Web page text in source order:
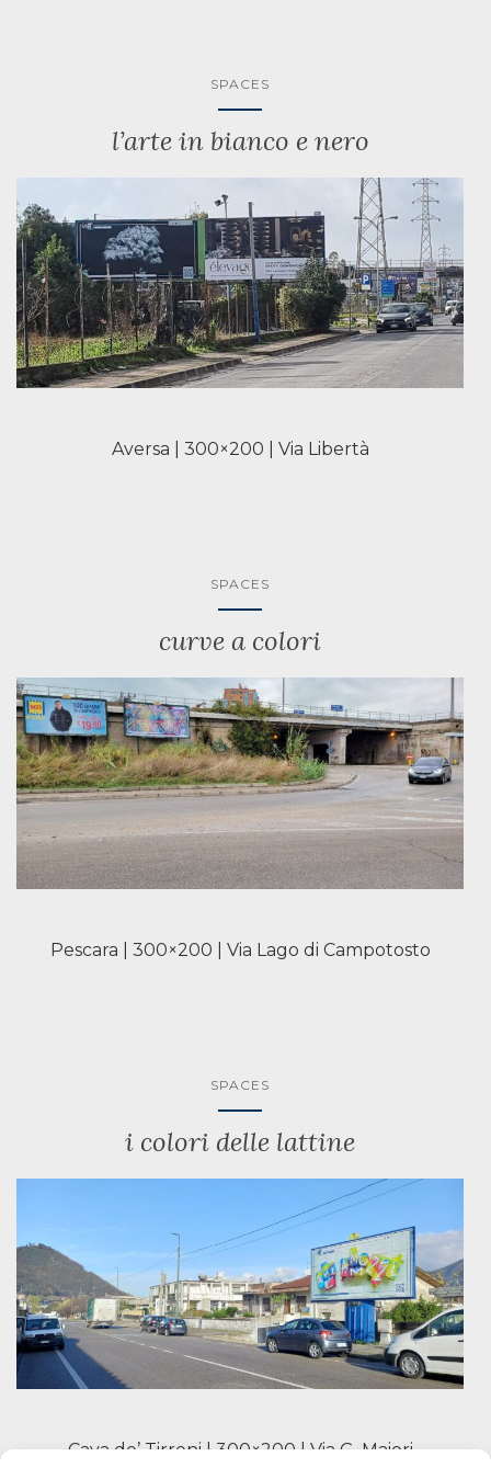
SPACES
l’arte in bianco e nero
Aversa | 300×200 | Via Libertà
SPACES
curve a colori
Pescara | 300×200 | Via Lago di Campotosto
SPACES
i colori delle lattine
Cava de’ Tirreni | 300×200 | Via G. Maiori